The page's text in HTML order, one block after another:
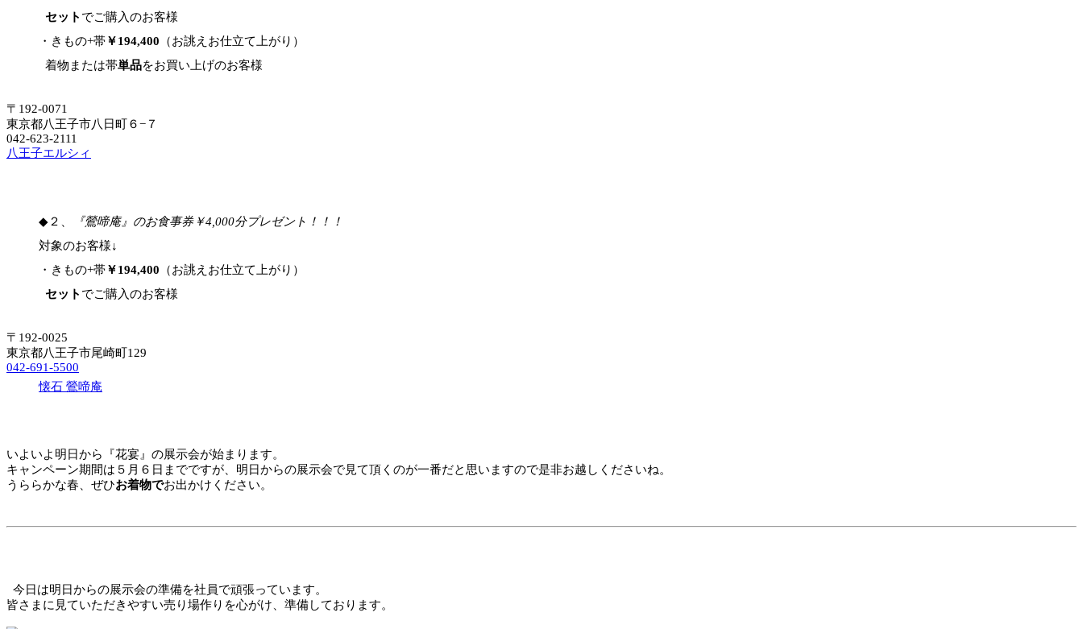
セット でご購入のお客様
・きもの+帯￥194,400 （お誂えお仕立て上がり）
着物または帯単品をお買い上げのお客様
〒192-0071
東京都八王子市八日町６−７
042-623-2111
八王子エルシィ
◆２、
『鶯啼庵』のお食事券￥4,000分プレゼント！！！
対象のお客様↓
・きもの+帯￥194,400 （お誂えお仕立て上がり）
セット でご購入のお客様
〒192-0025
東京都八王子市尾崎町129
042-691-5500
懐石 鶯啼庵
いよいよ明日から『花宴』の展示会が始まります。
キャンペーン期間は５月６日までですが、明日からの展示会で見て頂くのが一番だと思いますので是非お越しくださいね。
うららかな春、ぜひお着物でお出かけください。
今日は明日からの展示会の準備を社員で頑張っています。
皆さまに見ていただきやすい売り場作りを心がけ、準備しております。